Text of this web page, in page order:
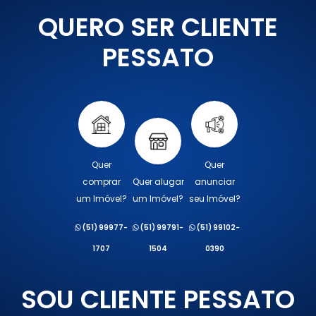
QUERO SER CLIENTE
PESSATO
Quer
comprar
um Imóvel?
(51) 99977-
1707
Quer alugar
um Imóvel?
(51) 99791-
1504
Quer
anunciar
seu Imóvel?
(51) 99102-
0390
SOU CLIENTE PESSATO